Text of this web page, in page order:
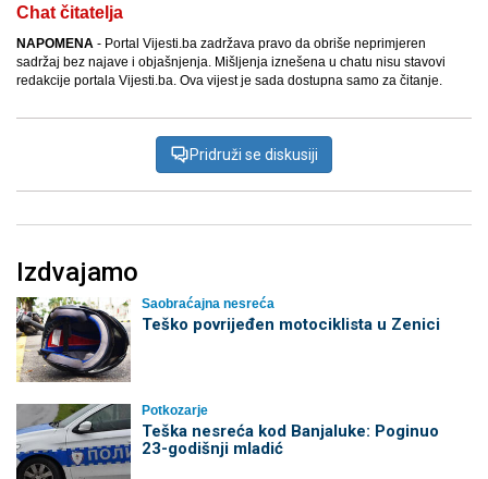
Chat čitatelja
NAPOMENA - Portal Vijesti.ba zadržava pravo da obriše neprimjeren
sadržaj bez najave i objašnjenja. Mišljenja iznešena u chatu nisu stavovi
redakcije portala Vijesti.ba. Ova vijest je sada dostupna samo za čitanje.
Pridruži se diskusiji
Izdvajamo
Saobraćajna nesreća
Teško povrijeđen motociklista u Zenici
Potkozarje
Teška nesreća kod Banjaluke: Poginuo
23-godišnji mladić